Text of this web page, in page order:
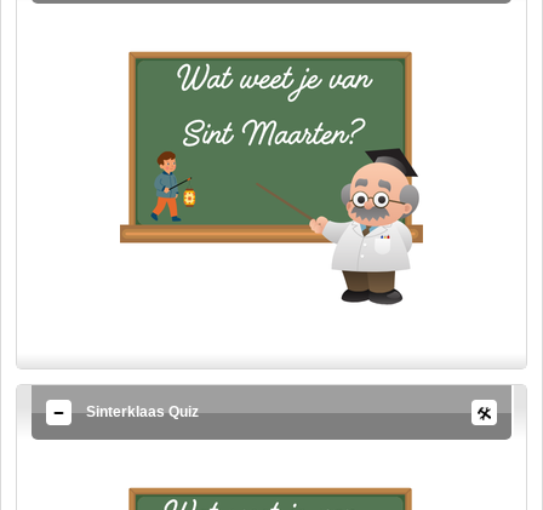
Sinterklaas Quiz